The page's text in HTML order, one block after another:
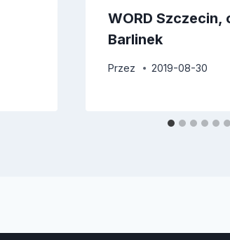
WORD Szczecin,
Barlinek
Przez 2019-08-30